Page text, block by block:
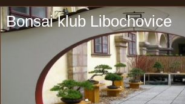
Bonsai klub Libochovice